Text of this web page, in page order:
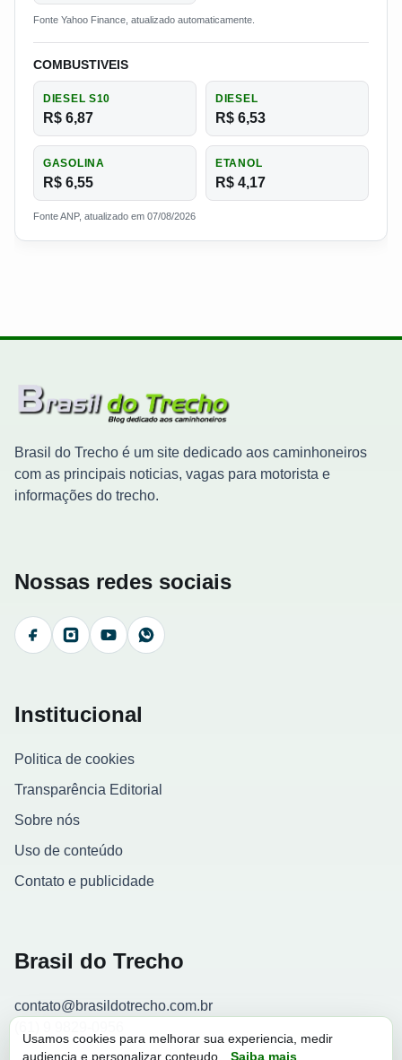
Fonte Yahoo Finance, atualizado automaticamente.
COMBUSTIVEIS
DIESEL S10
R$ 6,87
DIESEL
R$ 6,53
GASOLINA
R$ 6,55
ETANOL
R$ 4,17
Fonte ANP, atualizado em 07/08/2026
Brasil do Trecho é um site dedicado aos caminhoneiros
com as principais noticias, vagas para motorista e
informações do trecho.
Nossas redes sociais
FacebookInstagramYouTubeWhatsApp
Institucional
Politica de cookies
Transparência Editorial
Sobre nós
Uso de conteúdo
Contato e publicidade
Brasil do Trecho
contato@brasildotrecho.com.br
Usamos cookies para melhorar sua experiencia, medir
audiencia e personalizar conteudo.
Saiba mais